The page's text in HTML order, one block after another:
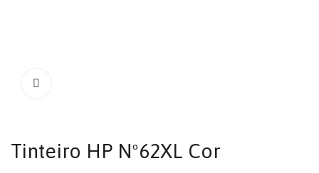
Tinteiro HP Nº62XL Cor